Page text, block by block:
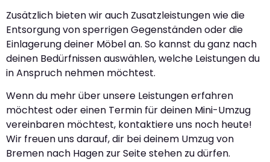
Zusätzlich bieten wir auch Zusatzleistungen wie die
Entsorgung von sperrigen Gegenständen oder die
Einlagerung deiner Möbel an. So kannst du ganz nach
deinen Bedürfnissen auswählen, welche Leistungen du
in Anspruch nehmen möchtest.
Wenn du mehr über unsere Leistungen erfahren
möchtest oder einen Termin für deinen Mini-Umzug
vereinbaren möchtest, kontaktiere uns noch heute!
Wir freuen uns darauf, dir bei deinem Umzug von
Bremen nach Hagen zur Seite stehen zu dürfen.